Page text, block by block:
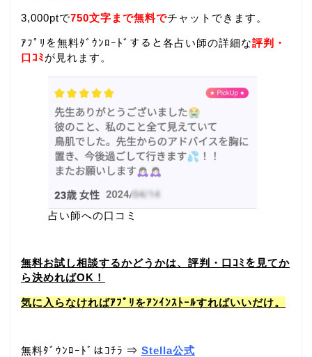
3,000ptで750文字まで無料でチャットできます。
ｱﾌﾟﾘを無料ﾀﾞｳﾝﾛｰﾄﾞすると各占い師の詳細な評判・
口ｺﾐが見れます。
占い師への口コミ
無料お試し相談するかどうかは、評判・口ｺﾐを見てか
ら決めればOK！
気に入らなければｱﾌﾟﾘをｱﾝｲﾝｽﾄｰﾙすればいいだけ。
無料ﾀﾞｳﾝﾛｰﾄﾞはｺﾁﾗ ⇒ Stella公式